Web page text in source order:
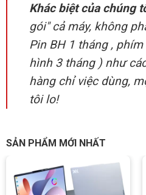
Khác biệt của chúng
gói" cả máy, không
Pin BH 1 tháng ,
hình 3 tháng ) như
hàng chỉ việc dùng,
tôi lo!
SẢN PHẨM MỚI NHẤT